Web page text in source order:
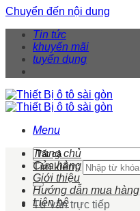
Chuyển đến nội dung
Tin tức
khuyến mãi
tuyển dụng
Menu
Tìm kiếm:
Tư vấn trực tiếp
Trang chủ
Cửa hàng
Giới thiệu
Hướng dẫn mua hàng
Liên hệ